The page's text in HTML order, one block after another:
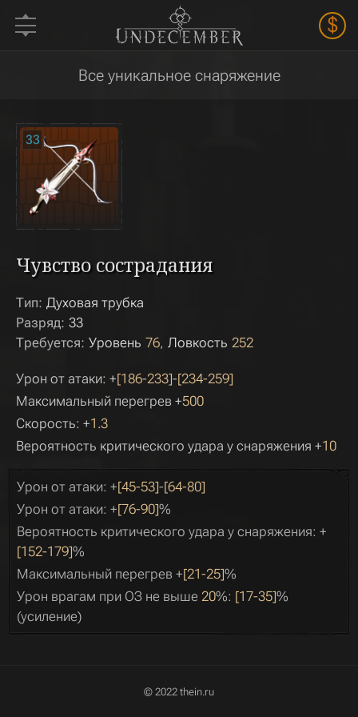
$
Все уникальное снаряжение
33
Чувство сострадания
Тип: Духовая трубка
Разряд: 33
Требуется: Уровень 76 Ловкость 252
Урон от атаки: +[186-233]-[234-259]
Максимальный перегрев +500
Скорость: +1.3
Вероятность критического удара у снаряжения +10
Урон от атаки: +[45-53]-[64-80]
Урон от атаки: +[76-90]%
Вероятность критического удара у снаряжения: +
[152-179]%
Максимальный перегрев +[21-25]%
Урон врагам при ОЗ не выше 20%: [17-35]%
(усиление)
© 2022 thein.ru